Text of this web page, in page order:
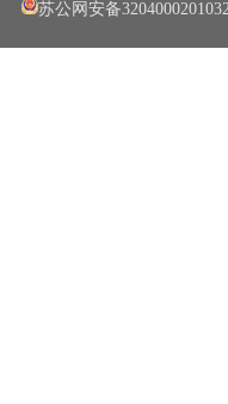
苏公网安备